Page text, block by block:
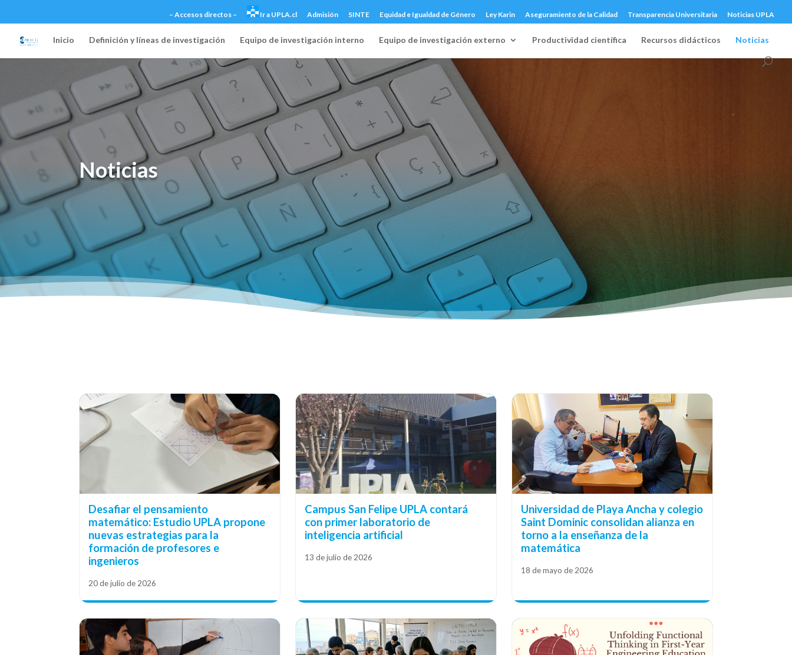
– Accesos directos – Ir a UPLA.cl Admisión SINTE Equidad e Igualdad de Género Ley Karin Aseguramiento de la Calidad Transparencia Universitaria Noticias UPLA
Inicio Definición y líneas de investigación Equipo de investigación interno Equipo de investigación externo Productividad científica Recursos didácticos Noticias
Noticias
Desafiar el pensamiento
matemático: Estudio UPLA propone
nuevas estrategias para la
formación de profesores e
ingenieros
20 de julio de 2026
Campus San Felipe UPLA contará
con primer laboratorio de
inteligencia artificial
13 de julio de 2026
Universidad de Playa Ancha y colegio
Saint Dominic consolidan alianza en
torno a la enseñanza de la
matemática
18 de mayo de 2026